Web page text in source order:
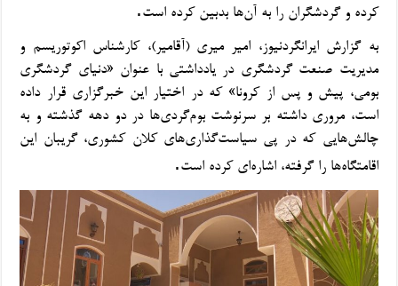
کرده و گردشگران را به آن‌ها بدبین کرده است.
به گزارش ایرانگردنیوز، امیر میری (آقامیر)، کارشناس اکوتوریسم و
مدیریت صنعت گردشگری در یادداشتی با عنوان «دنیای گردشگری
بومی، پیش و پس از کرونا» که در اختیار این خبرگزاری قرار داده
است، مروری داشته بر سرنوشت بوم‌گردی‌ها در دو دهه گذشته و به
چالش‌هایی که در پی سیاست‌گذاری‌های کلان کشوری، گریبان این
اقامتگاه‌ها را گرفته، اشاره‌ای کرده است.